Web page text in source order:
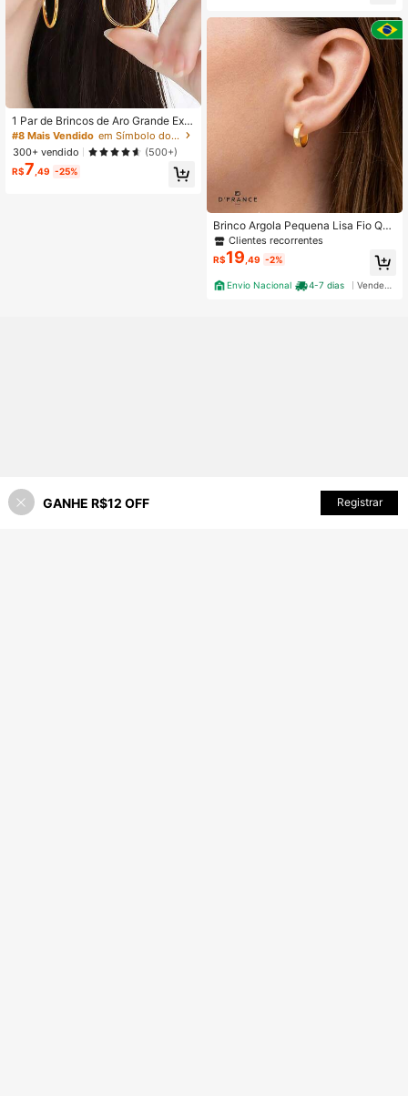
1 Par de Brincos de Aro Grande Exa
gerados Clássicos de Aço Inoxidáv
el, Brincos de Círculo de Titânio, Nã
o Alergênicos e Resistentes à Desc
oloração, Joia na Cor Dourada para
#8 Mais Vendido
em Símbolo do infinito Brincos Femininos
300+ vendido
(500+)
R$7 ,49 -25%
s, Aniversário e Outras Ocasiões
Brinco Argola Pequena Lisa Fio Qua
drado Banhado a Ouro 18K - D Fran
ce Semijoias
Clientes recorrentes
R$19 ,49 -2%
Envio Nacional 4-7 dias
ADICIONAR AO CARRINHO
GANHE R$12 OFF Registrar